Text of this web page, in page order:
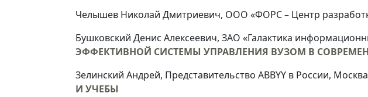
Челышев Николай Дмитриевич, ООО «ФОРС – Центр
Бушковский Денис Алексеевич, ЗАО «Галактика
ЭФФЕКТИВНОЙ СИСТЕМЫ УПРАВЛЕНИЯ ВУЗОМ В
Зелинский Андрей, Представительство ABBYY в России, Москва
И УЧЕБЫ